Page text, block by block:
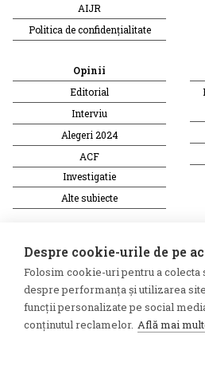
AIJR
Politica de confidențialitate
Opinii
Editorial
Interviu
Alegeri 2024
ACF
Investigatie
Alte subiecte
Revista presei fake
Presa rusă independentă
Presa rusa pro-Kremlin
Despre cookie-urile de pe
Folosim cookie-uri pentru a
despre performanța și utilizarea
funcții personalizate pe social
conținutul reclamelor. Află mai